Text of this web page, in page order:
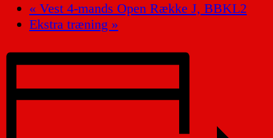
« Vest 4-mands Open Række J, BBKL2
Ekstra træning »